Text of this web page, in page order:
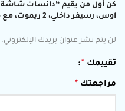
اوس، رسيفر داخلي، 2 ريموت، مع حامل جداري، DTD65UWS.”
لن يتم نشر عنوان بريدك الإلكتروني.
تقييمك *
مراجعتك *